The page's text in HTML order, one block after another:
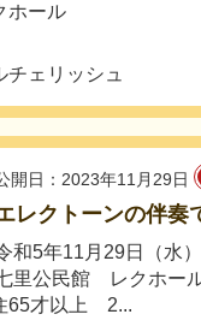
ホール
チェリッシュ
開日：2023年11月29日
レクトーンの伴奏
和5年11月29日（水
里公民館 レクホー
65才以上 2...